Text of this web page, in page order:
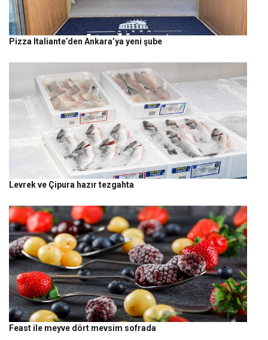
Pizza Italiante’den Ankara’ya yeni şube
Levrek ve Çipura hazır tezgahta
Feast ile meyve dört mevsim sofrada